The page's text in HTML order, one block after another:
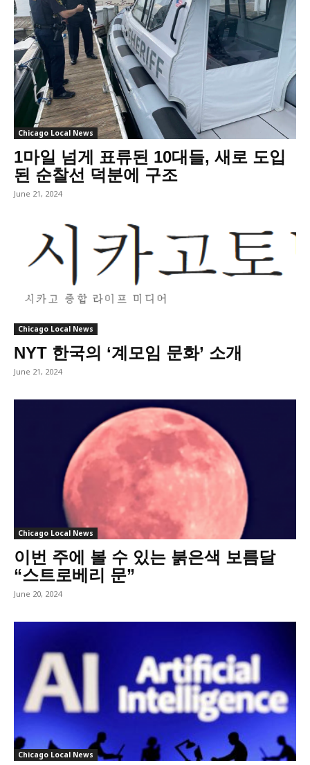
Chicago Local News
1마일 넘게 표류된 10대들, 새로 도입
된 순찰선 덕분에 구조
June 21, 2024
Chicago Local News
NYT 한국의 ‘계모임 문화’ 소개
June 21, 2024
Chicago Local News
이번 주에 볼 수 있는 붉은색 보름달
“스트로베리 문”
June 20, 2024
Chicago Local News